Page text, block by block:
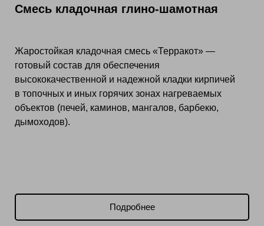
Смесь кладочная глино-шамотная
Жаростойкая кладочная смесь «Терракот» —
готовый состав для обеспечения
высококачественной и надежной кладки кирпичей
в топочных и иных горячих зонах нагреваемых
объектов (печей, каминов, мангалов, барбекю,
дымоходов).
Подробнее